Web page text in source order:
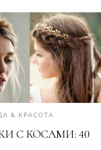
& КРАСОТА
С КОСАМИ: 40